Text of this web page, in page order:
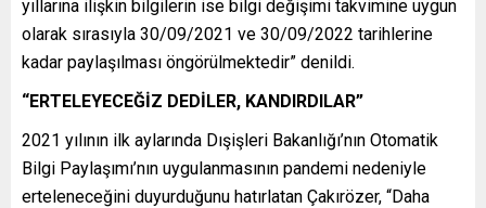
yıllarına ilişkin bilgilerin ise bilgi değişimi takvimine uygun
olarak sırasıyla 30/09/2021 ve 30/09/2022 tarihlerine
kadar paylaşılması öngörülmektedir” denildi.
“ERTELEYECEĞİZ DEDİLER, KANDIRDILAR”
2021 yılının ilk aylarında Dışişleri Bakanlığı’nın Otomatik
Bilgi Paylaşımı’nın uygulanmasının pandemi nedeniyle
erteleneceğini duyurduğunu hatırlatan Çakırözer, “Daha